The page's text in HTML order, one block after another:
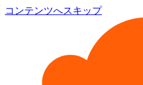
コンテンツへスキップ